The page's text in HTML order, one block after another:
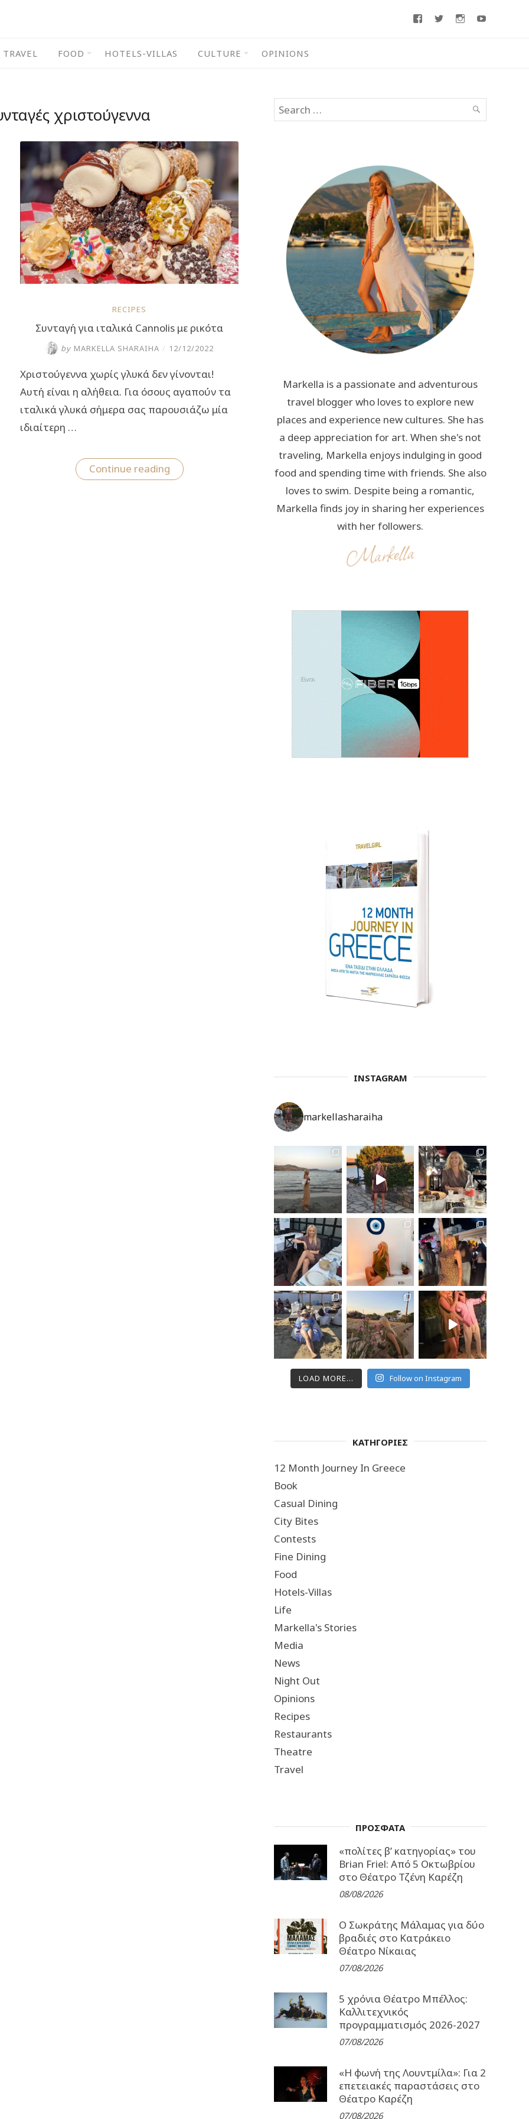
FacebookTwitterInstagram
TRAVEL FOOD HOTELS-VILLAS CULTURE OPINIONS
χριστούγεννα
RECIPES
Συνταγή για ιταλικά Cannolis με ρικότα
by MARKELLA SHARAIHA / 12/12/2022
Χριστούγεννα χωρίς γλυκά δεν γίνονται!
Αυτή είναι η αλήθεια. Για όσους αγαπούν τα
ιταλικά γλυκά σήμερα σας παρουσιάζω μία
ιδιαίτερη …
Continue reading“Συνταγή
για
Search
for:
SEARCH
Markella is a passionate and adventurous
travel blogger who loves to explore new
places and experience new cultures. She has
a deep appreciation for art. When she's not
traveling, Markella enjoys indulging in good
food and spending time with friends. She also
loves to swim. Despite being a romantic,
Markella finds joy in sharing her experiences
with her followers.
INSTAGRAM
markellasharaiha
LOAD MORE... Follow on Instagram
ΚΑΤΗΓΟΡΙΕΣ
12 Month Journey In Greece
Book
Casual Dining
City Bites
Contests
Fine Dining
Food
Hotels-Villas
Life
Markella's Stories
Media
News
Night Out
Opinions
Recipes
Restaurants
Theatre
Travel
ΠΡΟΣΦΑΤΑ
«πολίτες β’ κατηγορίας» του
Brian Friel: Από 5 Οκτωβρίου
στο Θέατρο Τζένη Καρέζη
08/08/2026
Ο Σωκράτης Μάλαμας για δύο
βραδιές στο Κατράκειο
Θέατρο Νίκαιας
07/08/2026
5 χρόνια Θέατρο Μπέλλος:
Καλλιτεχνικός
προγραμματισμός 2026-2027
07/08/2026
«Η φωνή της Λουντμίλα»: Για 2
επετειακές παραστάσεις στο
Θέατρο Καρέζη
07/08/2026